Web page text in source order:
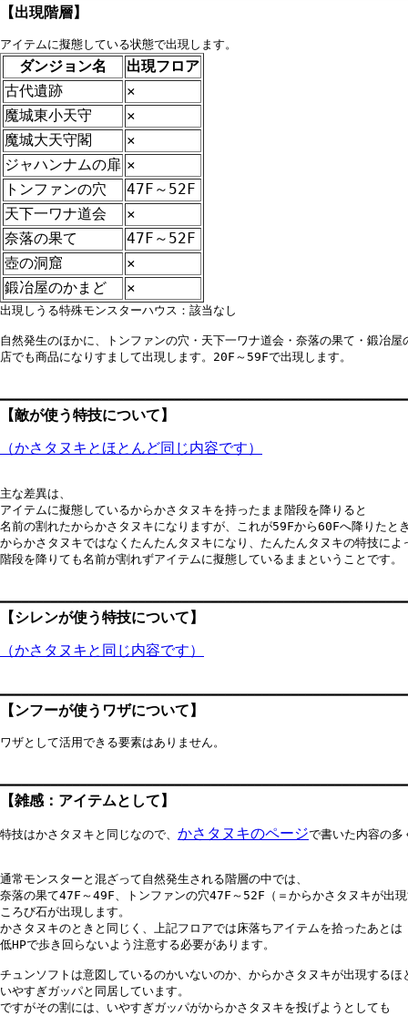
【出現階層】
ダンジョン名
出現フロア
古代遺跡
×
魔城東小天守
×
魔城大天守閣
×
ジャハンナムの扉 ×
トンファンの穴
47F～52F
天下一ワナ道会
×
奈落の果て
47F～52F
壺の洞窟
×
鍛冶屋のかまど
×
出現しうる特殊モンスターハウス：該当なし
自然発生のほかに、トンファンの穴・天下一ワナ道会・奈落の果て・鍛冶屋
店でも商品になりすまして出現します。20F～59Fで出現します。
【敵が使う特技について】
（かさタヌキとほとんど同じ内容です）
主な差異は、
アイテムに擬態しているからかさタヌキを持ったまま階段を降りると
名前の割れたからかさタヌキになりますが、これが59Fから60Fへ降りたと
からかさタヌキではなくたんたんタヌキになり、たんたんタヌキの特技によ
階段を降りても名前が割れずアイテムに擬態しているままということです。
【シレンが使う特技について】
（かさタヌキと同じ内容です）
【ンフーが使うワザについて】
ワザとして活用できる要素はありません。
【雑感：アイテムとして】
特技はかさタヌキと同じなので、 かさタヌキのページで書いた内容の多
通常モンスターと混ざって自然発生される階層の中では、
奈落の果て47F～49F、トンファンの穴47F～52F（＝からかさタヌキが出
ころび石が出現します。
かさタヌキのときと同じく、上記フロアでは床落ちアイテムを拾ったあとは
低HPで歩き回らないよう注意する必要があります。
チュンソフトは意図しているのかいないのか、からかさタヌキが出現するほ
いやすぎガッパと同居しています。
ですがその割には、いやすぎガッパがからかさタヌキを投げようとしても